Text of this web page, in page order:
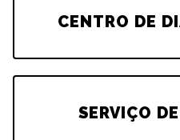
CENTRO DE
SERVIÇO